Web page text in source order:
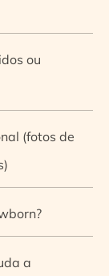
ou
(fotos de
a